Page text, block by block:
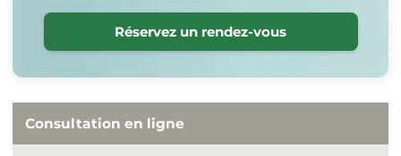
Réservez un rendez-vous
Consultation en ligne